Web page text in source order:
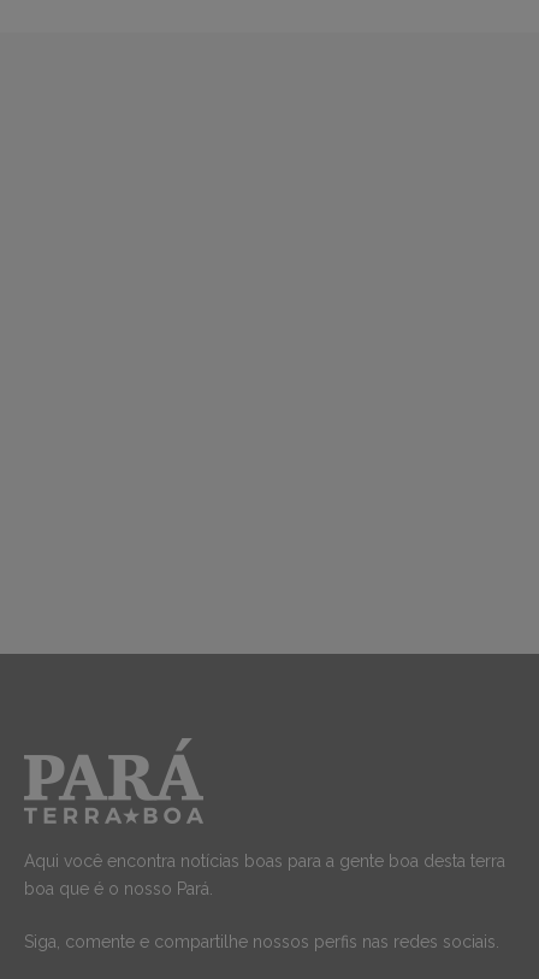
Aqui você encontra notícias boas para a gente boa desta terra
boa que é o nosso Pará.
Siga, comente e compartilhe nossos perfis nas redes sociais.